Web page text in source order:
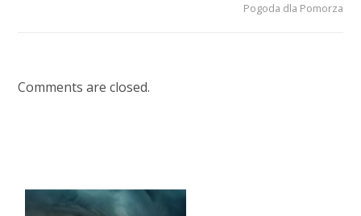
Pogoda dla Pomorza
Comments are closed.